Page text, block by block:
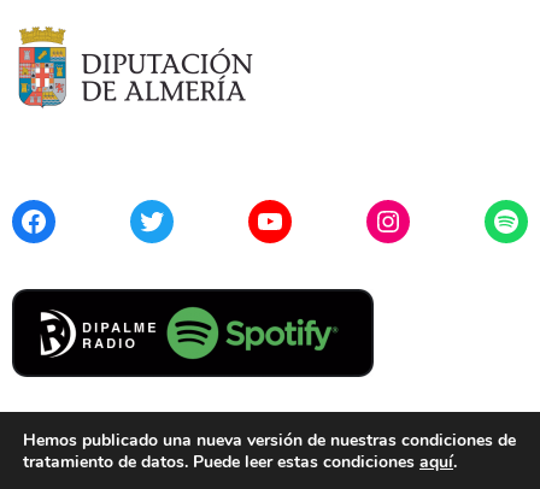
FacebookTwitter YouTubeInstagram
Cookies
Hemos publicado una nueva versión de nuestras condiciones de
tratamiento de datos. Puede leer estas condiciones aquí.